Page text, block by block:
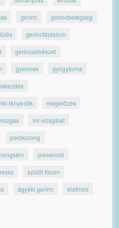
gerinc gerincbetegség
gerincfájdalom
gerincsebészet
gyermek gyógytorna
tényezők megelőzés
mr vizsgálat
porckorong
prevenció
szülői fórum
ágyéki gerinc életmód